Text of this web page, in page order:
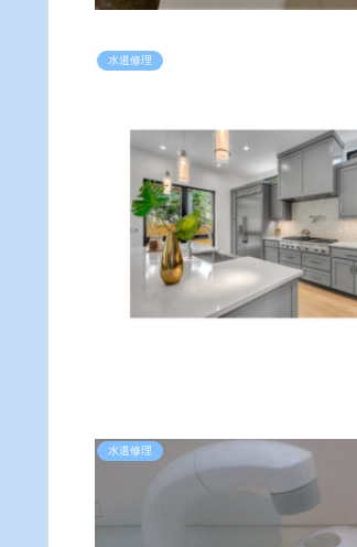
水道修理
水道修理